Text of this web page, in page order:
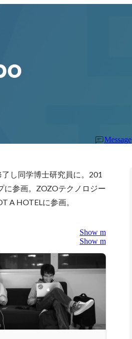
Message
し同学博士研究員に。201
に参画。ZOZOテクノロジー
A HOTELに参画。
Show more
Show more